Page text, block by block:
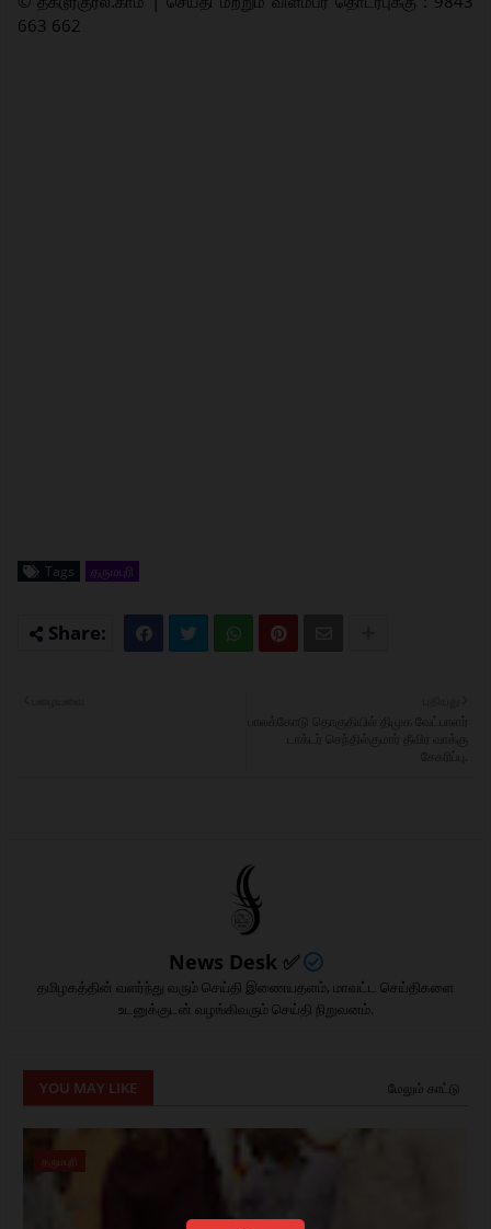
663 662
Tags தருமபுரி
பாலக்கோடு தொகுதியில் திமுக வேட்பாளர்
டாக்டர் செந்தில்குமார் தீவிர வாக்கு
சேகரிப்பு.
News Desk ✅
தமிழகத்தின் வளர்ந்து வரும் செய்தி இணையதளம், மாவட்ட செய்திகளை
உடனுக்குடன் வழங்கிவரும் செய்தி நிறுவனம்.
YOU MAY LIKE மேலும் காட்டு
தருமபுரி